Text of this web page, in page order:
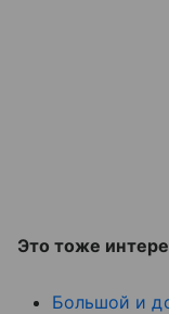
Это тоже
Большой и